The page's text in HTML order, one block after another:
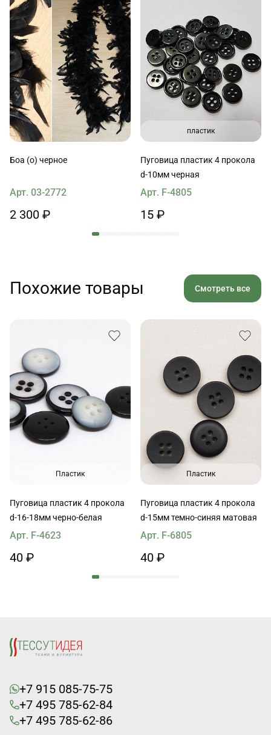
Боа (о) черное
Арт. 03-2772
2 300 ₽
пластик
Пуговица пластик 4 прокола
d-10мм черная
Арт. F-4805
15 ₽
Похожие товары Смотреть все
Пластик
Пуговица пластик 4 прокола
d-16-18мм черно-белая
Арт. F-4623
40 ₽
Пластик
Пуговица пластик 4 прокола
d-15мм темно-синяя матовая
Арт. F-6805
40 ₽
+7 915 085-75-75
+7 495 785-62-84
+7 495 785-62-86